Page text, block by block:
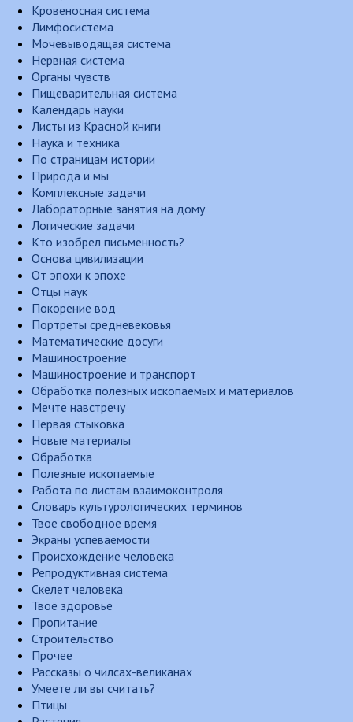
Кровеносная система
Лимфосистема
Мочевыводящая система
Нервная система
Органы чувств
Пищеварительная система
Календарь науки
Листы из Красной книги
Наука и техника
По страницам истории
Природа и мы
Комплексные задачи
Лабораторные занятия на дому
Логические задачи
Кто изобрел письменность?
Основа цивилизации
От эпохи к эпохе
Отцы наук
Покорение вод
Портреты средневековья
Математические досуги
Машиностроение
Машиностроение и транспорт
Обработка полезных ископаемых и материалов
Мечте навстречу
Первая стыковка
Новые материалы
Обработка
Полезные ископаемые
Работа по листам взаимоконтроля
Словарь культурологических терминов
Твое свободное время
Экраны успеваемости
Происхождение человека
Репродуктивная система
Скелет человека
Твоё здоровье
Пропитание
Строительство
Прочее
Рассказы о чилсах-великанах
Умеете ли вы считать?
Птицы